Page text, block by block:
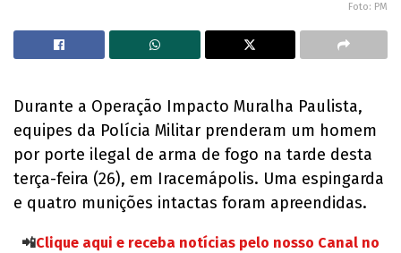
Foto: PM
Durante a Operação Impacto Muralha Paulista,
equipes da Polícia Militar prenderam um homem
por porte ilegal de arma de fogo na tarde desta
terça-feira (26), em Iracemápolis. Uma espingarda
e quatro munições intactas foram apreendidas.
📲Clique aqui e receba notícias pelo nosso Canal no